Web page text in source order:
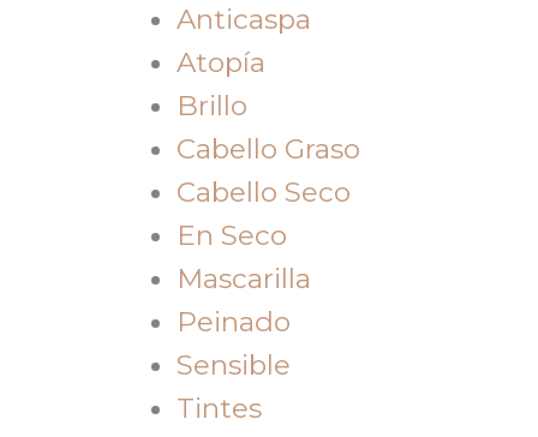
Anticaspa
Atopía
Brillo
Cabello Graso
Cabello Seco
En Seco
Mascarilla
Peinado
Sensible
Tintes